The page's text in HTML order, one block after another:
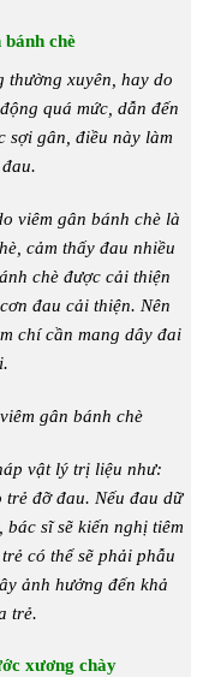
chè
thường xuyên, hay do
quá mức, dẫn đến
sợi gân, điều này làm
viêm gân bánh chè là
cảm thấy đau nhiều
chè được cải thiện
đau cải thiện. Nên
chí cần mang dây đai
gân bánh chè
vật lý trị liệu như:
đỡ đau. Nếu đau dữ
sĩ sẽ kiến nghị tiêm
có thể sẽ phải phẫu
ảnh hưởng đến khả
trẻ.
xương chày